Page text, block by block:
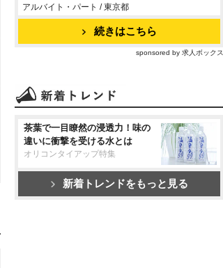
アルバイト・パート / 東京都
続きはこちら
sponsored by 求人ボックス
茶葉で一目瞭然の浸透力！味の
違いに衝撃を受ける水とは
オリコンタイアップ特集
新着トレンドをもっと見る